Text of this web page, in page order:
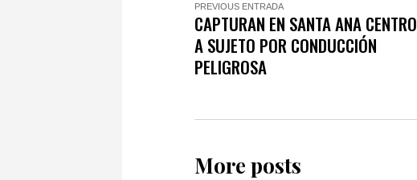
PREVIOUS ENTRADA
CAPTURAN EN SANTA ANA CENTRO
A SUJETO POR CONDUCCIÓN
PELIGROSA
More posts